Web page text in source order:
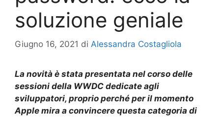
soluzione geniale
Giugno 16, 2021 di Alessandra Costagliola
La novità è stata presentata nel corso delle
sessioni della WWDC dedicate agli
sviluppatori, proprio perché per il momento
Apple mira a convincere questa categoria di